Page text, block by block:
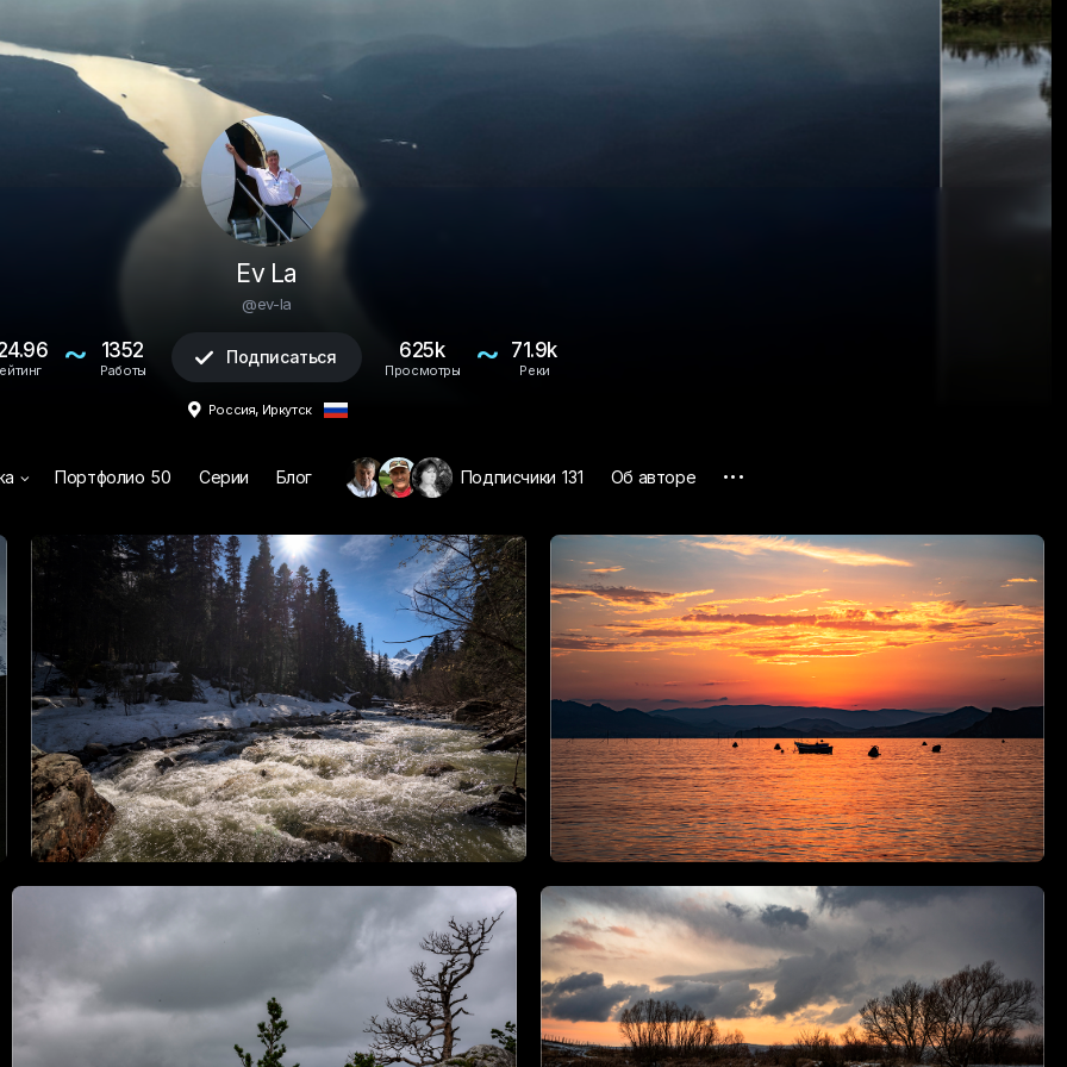
Ev La
@ev-la
~ 1352
Работы
 Подписаться 625k
Просмотры ~ 71.9k
Реки
 Россия, Иркутск
 Портфолио 50 Серии Блог Подписчики 131 Об авторе ...